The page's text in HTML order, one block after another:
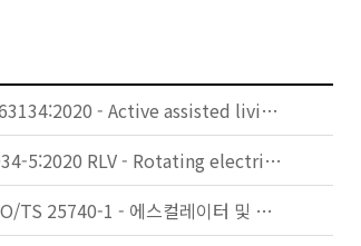
IEC TS 63134:2020 - Active assisted living (AAL) use cases
IEC 60034-5:2020 RLV - Rotating electrical machines - Part 5: Degrees of protection provided by the integral design of rotating electrical machines (IP code) - Classification
KS B ISO/TS 25740-1 - 에스컬레이터 및 무빙워크에 대한 안전요건 — 제1부: 세계공통 필수 안전요건(GESRs)